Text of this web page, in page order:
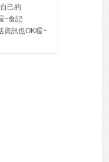
己的
~食記
資訊也OK喔~